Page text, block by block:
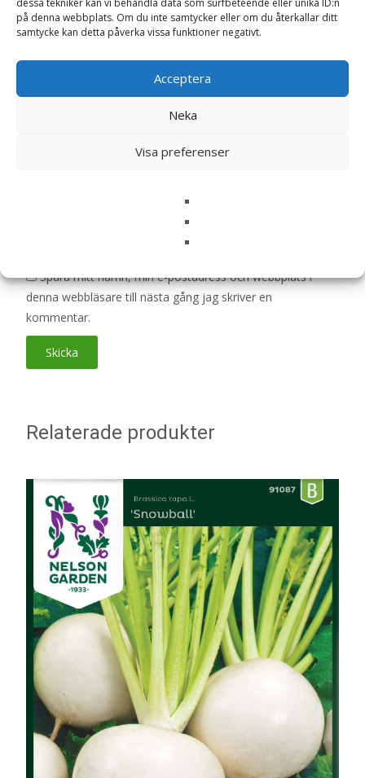
på denna webbplats. Om du inte samtycker eller om du återkallar ditt
samtycke kan detta påverka vissa funktioner negativt.
Acceptera
Neka
Visa preferenser
är märkta*
Spara mitt namn, min e-postadress och webbplats i
denna webbläsare till nästa gång jag skriver en
kommentar.
Relaterade produkter